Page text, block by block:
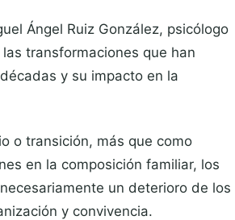
Ángel Ruiz González, psicólogo
transformaciones que han
y su impacto en la
o transición, más que como
en la composición familiar, los
un deterioro de los
y convivencia.